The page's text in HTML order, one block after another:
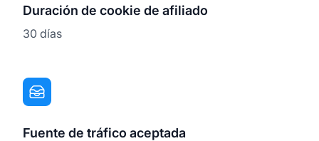
Duración de cookie de afiliado
30 días
Fuente de tráfico aceptada